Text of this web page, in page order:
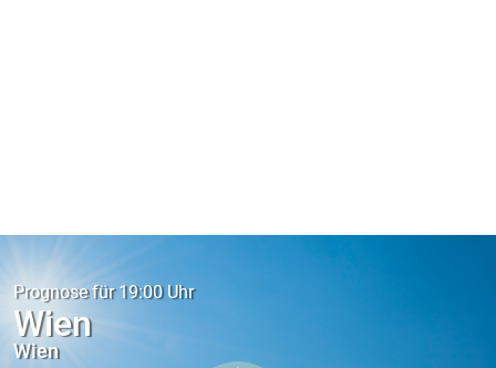
Prognose für 19:00 Uhr
Wien
Wien